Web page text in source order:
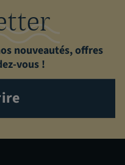
nouveautés, offres
vous !